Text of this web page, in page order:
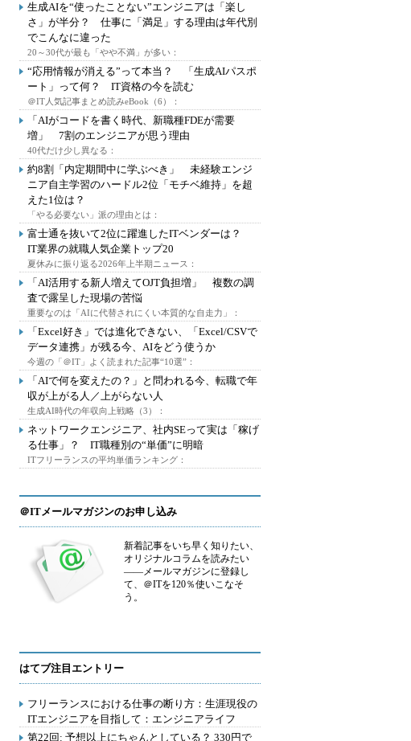
生成AIを“使ったことない”エンジニアは「楽し
さ」が半分？ 仕事に「満足」する理由は年代別
でこんなに違った
20～30代が最も「やや不満」が多い：
“応用情報が消える”って本当？ 「生成AIパスポ
ート」って何？ IT資格の今を読む
＠IT人気記事まとめ読みeBook（6）：
「AIがコードを書く時代、新職種FDEが需要
増」 7割のエンジニアが思う理由
40代だけ少し異なる：
約8割「内定期間中に学ぶべき」 未経験エンジ
ニア自主学習のハードル2位「モチベ維持」を超
えた1位は？
「やる必要ない」派の理由とは：
富士通を抜いて2位に躍進したITベンダーは？
IT業界の就職人気企業トップ20
夏休みに振り返る2026年上半期ニュース：
「AI活用する新人増えてOJT負担増」 複数の調
査で露呈した現場の苦悩
重要なのは「AIに代替されにくい本質的な自走力」：
「Excel好き」では進化できない、「Excel/CSVで
データ連携」が残る今、AIをどう使うか
今週の「＠IT」よく読まれた記事“10選”：
「AIで何を変えたの？」と問われる今、転職で年
収が上がる人／上がらない人
生成AI時代の年収向上戦略（3）：
ネットワークエンジニア、社内SEって実は「稼げ
る仕事」？ IT職種別の“単価”に明暗
ITフリーランスの平均単価ランキング：
＠ITメールマガジンのお申し込み
新着記事をいち早く知りたい、
オリジナルコラムを読みたい
――メールマガジンに登録し
て、＠ITを120％使いこなそ
う。
はてブ注目エントリー
フリーランスにおける仕事の断り方：生涯現役の
ITエンジニアを目指して：エンジニアライフ
第22回: 予想以上にちゃんとしている？ 330円で